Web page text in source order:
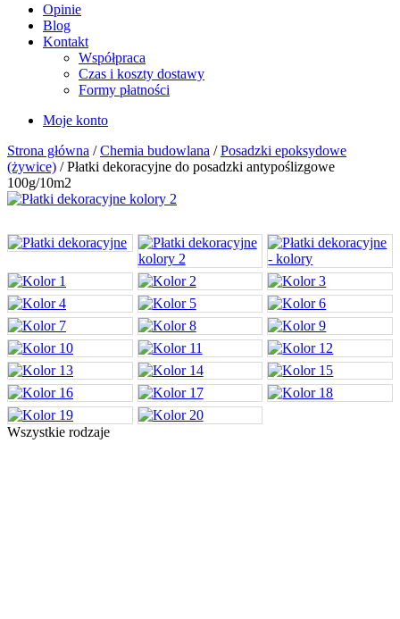
Opinie
Blog
Kontakt
Współpraca
Czas i koszty dostawy
Formy płatności
Moje konto
Strona główna /Chemia budowlana /Posadzki epoksydowe
(żywice) / Płatki dekoracyjne do posadzki antypoślizgowe
100g/10m2
Wszystkie rodzaje